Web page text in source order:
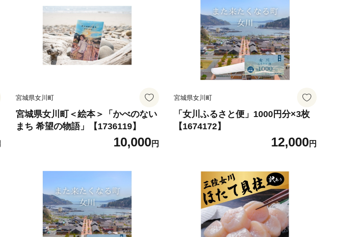
宮城県女川町
宮城県女川町＜絵本＞「かべのない
まち 希望の物語」【1736119】
10,000円
宮城県女川町
「女川ふるさと便」1000円分×3枚
【1674172】
12,000円